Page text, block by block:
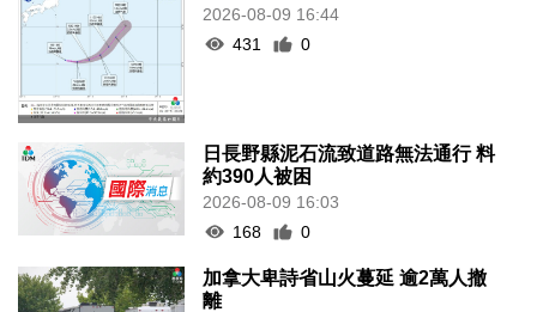
2026-08-09 16:44
431
0
日長野縣泥石流致道路無法通行 料
約390人被困
2026-08-09 16:03
168
0
加拿大卑詩省山火蔓延 逾2萬人撤
離